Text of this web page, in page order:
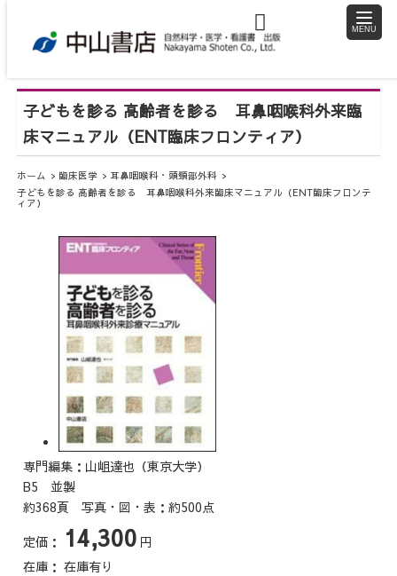
toggle
子どもを診る 高齢者を診る 耳鼻咽喉科外来臨
床マニュアル（ENT臨床フロンティア）
ホーム 臨床医学
耳鼻咽喉科・頭頸部外科
子どもを診る 高齢者を診る 耳鼻咽喉科外来臨床マニュアル（ENT臨床フロンテ
ィア）
専門編集：山岨達也（東京大学）
B5 並製
約368頁 写真・図・表：約500点
定価： 14,300 円
在庫： 在庫有り